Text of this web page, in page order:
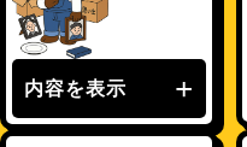
内容を表示